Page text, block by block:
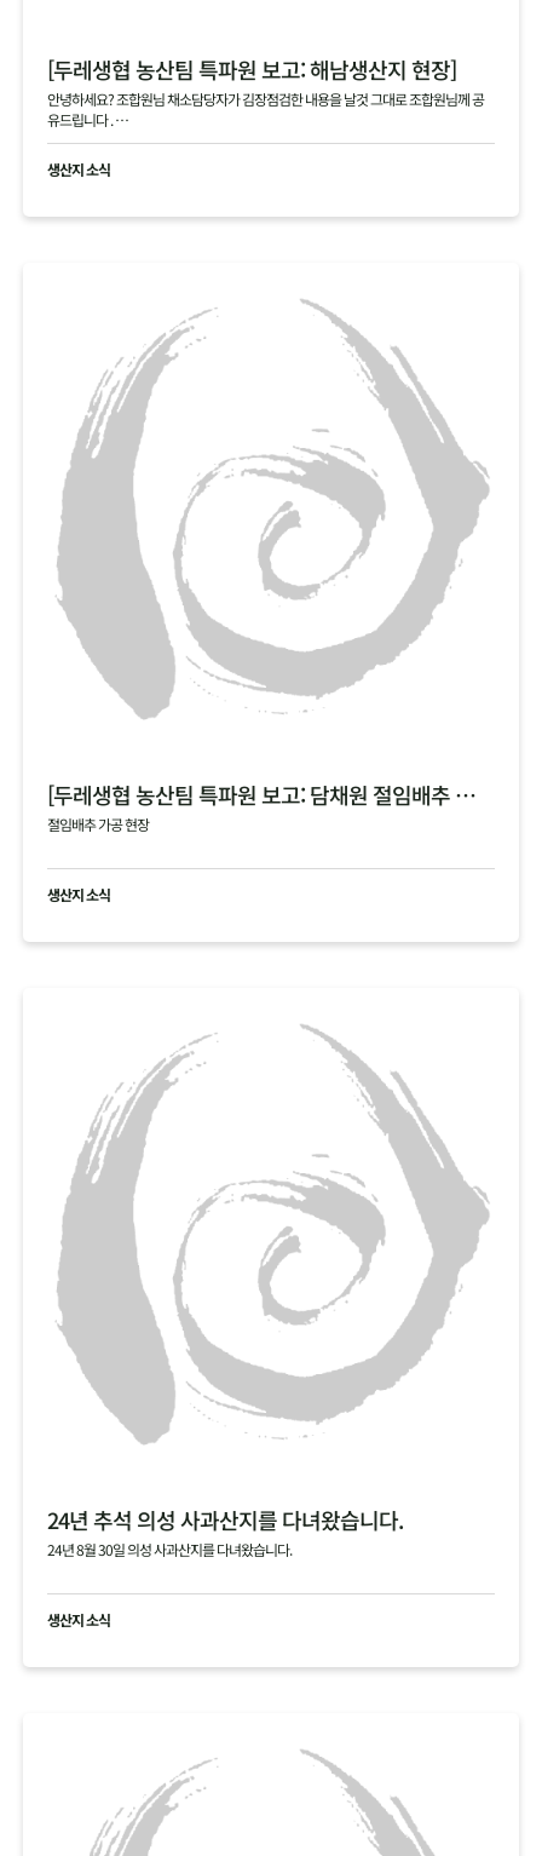
[두레생협 농산팀 특파원 보고: 해남생산지 현장]
안녕하세요? 조합원님 채소담당자가 김장점검한 내용을 날것 그대로 조합원님께 공
유드립니다 .
현재 생산지사진으로 김장생활재의 현황을 공유드립니다
생산지 소식
[두레생협 농산팀 특파원 보고: 담채원 절임배추 가공 현장]
절임배추 가공 현장
생산지 소식
24년 추석 의성 사과산지를 다녀왔습니다.
24년 8월 30일 의성 사과산지를 다녀왔습니다.
생산지 소식